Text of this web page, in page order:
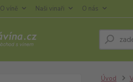
O víně Naši vinaři O nás
Úvod